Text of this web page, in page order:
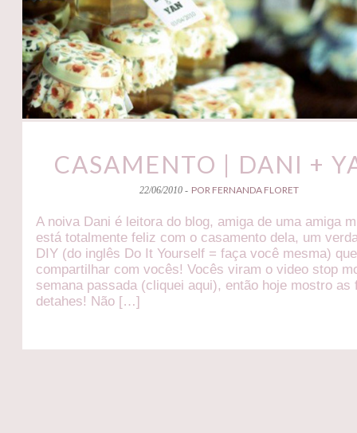
CASAMENTO | DANI +
22/06/2010 - POR FERNANDA FLORET
A noiva Dani é leitora do blog, amiga de uma amiga
está totalmente feliz com o casamento dela, um
DIY (do inglês Do It Yourself = faça você mesma)
compartilhar com vocês! Vocês viram o video stop
semana passada (cliquei aqui), então hoje mostro as
detahes! Não […]